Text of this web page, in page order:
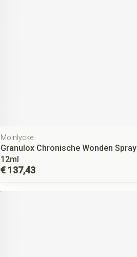
Molnlycke
Granulox Chronische Wonden Spray
12ml
€ 137,43